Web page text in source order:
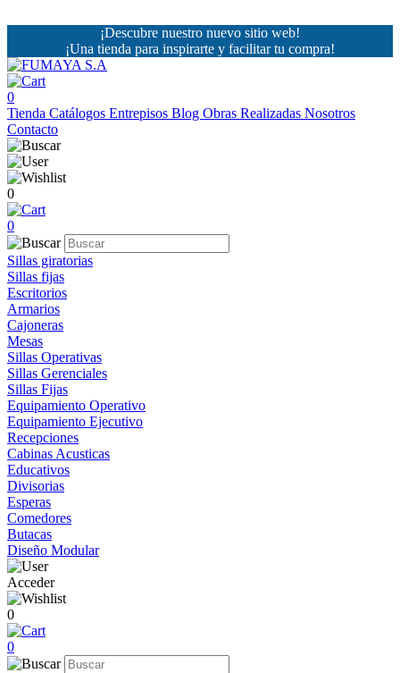
¡Descubre nuestro nuevo sitio web!
¡Una tienda para inspirarte y facilitar tu compra!
0
Tienda Catálogos Entrepisos Blog Obras Realizadas Nosotros
Contacto
0
0
Sillas giratorias
Sillas fijas
Escritorios
Armarios
Cajoneras
Mesas
Sillas Operativas
Sillas Gerenciales
Sillas Fijas
Equipamiento Operativo
Equipamiento Ejecutivo
Recepciones
Cabinas Acusticas
Educativos
Divisorias
Esperas
Comedores
Butacas
Diseño Modular
Acceder
0
0